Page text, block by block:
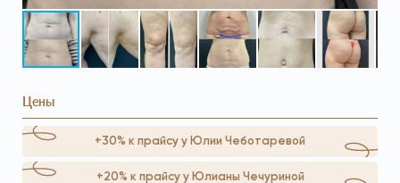
Цены
+30% к прайсу у Юлии Чеботаревой
+20% к прайсу у Юлианы Чечуриной